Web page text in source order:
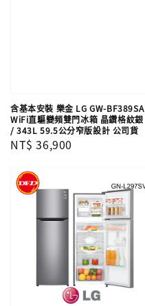
含基本安裝 樂金 LG GW-BF389SA
WiFi直驅變頻雙門冰箱 晶鑽格紋銀
/ 343L 59.5公分窄版設計 公司貨
Regular
NT$ 36,900